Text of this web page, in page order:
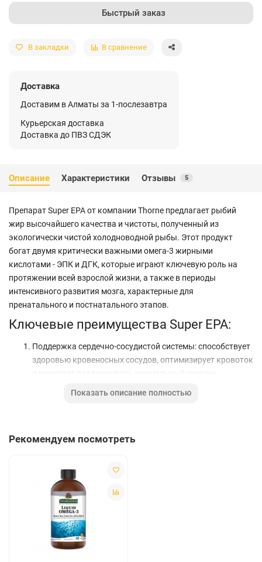
Быстрый заказ
В закладки В сравнение
Доставка
Доставим в Алматы за 1-послезавтра
Курьерская доставка
Доставка до ПВЗ СДЭК
Описание Характеристики Отзывы 5
Препарат Super EPA от компании Thorne предлагает рыбий
жир высочайшего качества и чистоты, полученный из
экологически чистой холодноводной рыбы. Этот продукт
богат двумя критически важными омега-3 жирными
кислотами - ЭПК и ДГК, которые играют ключевую роль на
протяжении всей взрослой жизни, а также в периоды
интенсивного развития мозга, характерные для
пренатального и постнатального этапов.
Ключевые преимущества Super EPA:
Поддержка сердечно-сосудистой системы: способствует
здоровью кровеносных сосудов, оптимизирует кровоток
и помогает поддерживать нормальный уровень
Нутритивная поддержка для развития и поддержания
Улучшение памяти и настроения.
Благотворное влияние на состояние кожи.
Помощь в контроле веса путем оптимизации реакции на
инсулин.
Польза для спортсменов:
Омега-3 жирные кислоты поддерживают здоровье
Показать описание полностью
Рекомендуем посмотреть